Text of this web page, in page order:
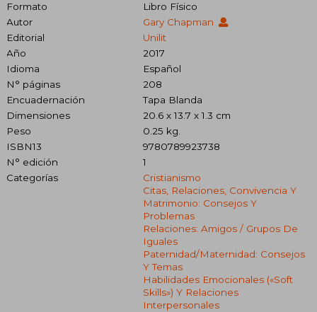
Formato
Libro Físico
Autor
Gary Chapman
Editorial
Unilit
Año
2017
Idioma
Español
N° páginas
208
Encuadernación
Tapa Blanda
Dimensiones
20.6 x 13.7 x 1.3 cm
Peso
0.25 kg.
ISBN13
9780789923738
N° edición
1
Categorías
Cristianismo
Citas, Relaciones, Convivencia Y
Matrimonio: Consejos Y
Problemas
Relaciones: Amigos / Grupos De
Iguales
Paternidad/maternidad: Consejos
Y Temas
Habilidades Emocionales («soft
Skills») Y Relaciones
Interpersonales